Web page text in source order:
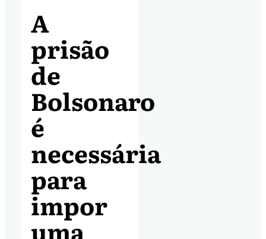
A
prisão
de
Bolsonaro
é
necessária
para
impor
uma